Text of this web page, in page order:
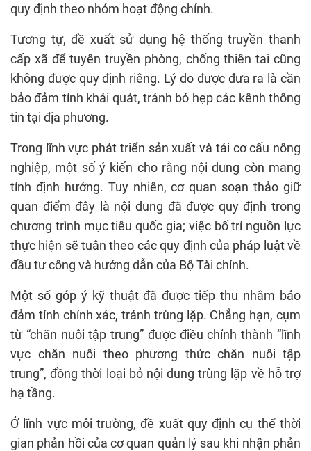
quy định theo nhóm hoạt động chính.
Tương tự, đề xuất sử dụng hệ thống truyền thanh
cấp xã để tuyên truyền phòng, chống thiên tai cũng
không được quy định riêng. Lý do được đưa ra là cần
bảo đảm tính khái quát, tránh bó hẹp các kênh thông
tin tại địa phương.
Trong lĩnh vực phát triển sản xuất và tái cơ cấu nông
nghiệp, một số ý kiến cho rằng nội dung còn mang
tính định hướng. Tuy nhiên, cơ quan soạn thảo giữ
quan điểm đây là nội dung đã được quy định trong
chương trình mục tiêu quốc gia; việc bố trí nguồn lực
thực hiện sẽ tuân theo các quy định của pháp luật về
đầu tư công và hướng dẫn của Bộ Tài chính.
Một số góp ý kỹ thuật đã được tiếp thu nhằm bảo
đảm tính chính xác, tránh trùng lặp. Chẳng hạn, cụm
từ “chăn nuôi tập trung” được điều chỉnh thành “lĩnh
vực chăn nuôi theo phương thức chăn nuôi tập
trung”, đồng thời loại bỏ nội dung trùng lặp về hỗ trợ
hạ tầng.
Ở lĩnh vực môi trường, đề xuất quy định cụ thể thời
gian phản hồi của cơ quan quản lý sau khi nhận phản